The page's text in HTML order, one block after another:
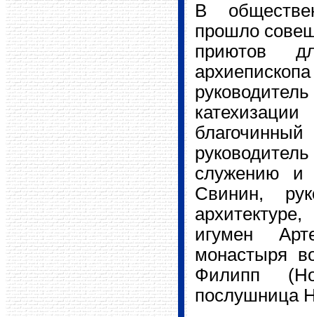
В
прошло
приютов
служению и
Свинин,
игумен
монастыря
Филипп
послушница